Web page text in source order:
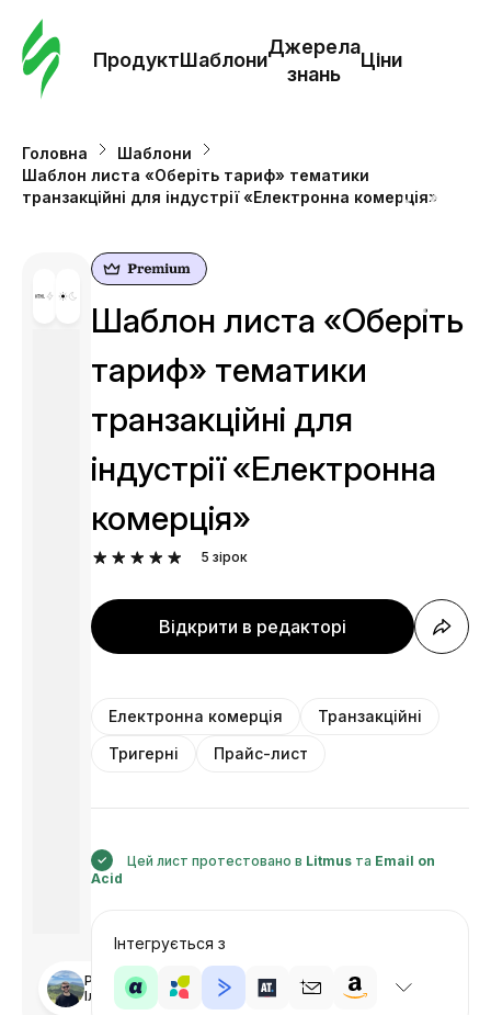
ПродуктШаблони
Джерела
знань
Ціни
Головна
Шаблони
Шаблон листа «Оберіть тариф» тематики
транзакційні для індустрії «Електронна комерція»
Розроблено
Ілля
Шаблон листа «Оберіть
тариф» тематики
транзакційні для
індустрії «Електронна
комерція»
5 зірок
Відкрити в редакторі
Електронна комерція
Транзакційні
Тригерні
Прайс-лист
Цей лист протестовано в Litmusта Email on
Acid
Інтегрується з